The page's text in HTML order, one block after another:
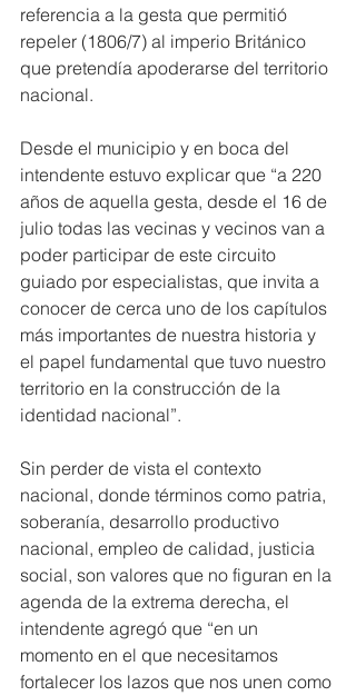
referencia a la gesta que permitió
repeler (1806/7) al imperio Británico
que pretendía apoderarse del territorio
nacional.
Desde el municipio y en boca del
intendente estuvo explicar que “a 220
años de aquella gesta, desde el 16 de
julio todas las vecinas y vecinos van a
poder participar de este circuito
guiado por especialistas, que invita a
conocer de cerca uno de los capítulos
más importantes de nuestra historia y
el papel fundamental que tuvo nuestro
territorio en la construcción de la
identidad nacional”.
Sin perder de vista el contexto
nacional, donde términos como patria,
soberanía, desarrollo productivo
nacional, empleo de calidad, justicia
social, son valores que no figuran en la
agenda de la extrema derecha, el
intendente agregó que “en un
momento en el que necesitamos
fortalecer los lazos que nos unen como